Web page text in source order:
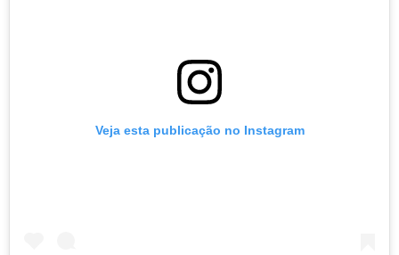
Veja esta publicação no Instagram